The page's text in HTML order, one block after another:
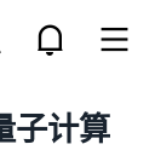
子计算